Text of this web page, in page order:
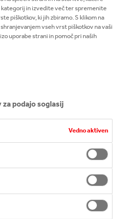
zmanjšali na absolutni
odpravili 90 % našega
kategorij in izvedite več ter spremenite
piškotkov, ki jih zbiramo. S klikom na
vseh vrst piškotkov na vaši
uporabe strani in pomoč pri naših
podajo soglasij
Vedno aktiven